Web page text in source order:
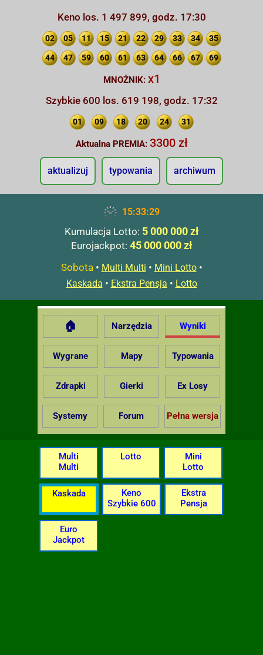
Keno los. 1 497 899, godz. 17:30
02 05 11 15 21 22 29 33 34 35
44 47 59 60 61 63 64 66 67 69
MNOŻNIK: x1
Szybkie 600 los. 619 198, godz. 17:32
01 09 18 20 24 31
Aktualna PREMIA: 3300 zł
aktualizuj typowania archiwum
15:33:30
Kumulacja Lotto: 5 000 000 zł
Eurojackpot: 45 000 000 zł
Sobota• Multi Multi • Mini Lotto•
Kaskada • Ekstra Pensja • Lotto
🏠 Narzędzia Wyniki
Wygrane Mapy Typowania
Zdrapki Gierki Ex Losy
Systemy Forum Pełna wersja
Multi
Multi
Lotto
Mini
Lotto
Kaskada
Keno
Szybkie 600
Ekstra
Pensja
Euro
Jackpot